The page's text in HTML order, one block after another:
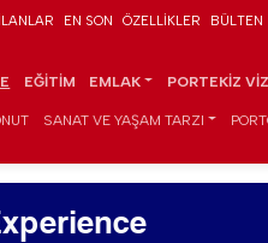
İLANLAR EN SON ÖZELLIKLER BÜLTEN
EĞITIM EMLAK PORTEKIZ
SANAT VE YAŞAM TARZI